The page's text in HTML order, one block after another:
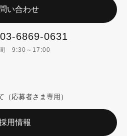
い合わせ
03-6869-0631
9:30～17:00
（応募者さま専用）
用情報